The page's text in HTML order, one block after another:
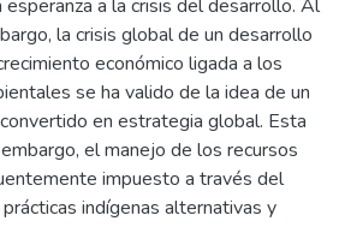
a la crisis del desarrollo. Al
la crisis global de un desarrollo
económico ligada a los
se ha valido de la idea de un
en estrategia global. Esta
el manejo de los recursos
impuesto a través del
indígenas alternativas y